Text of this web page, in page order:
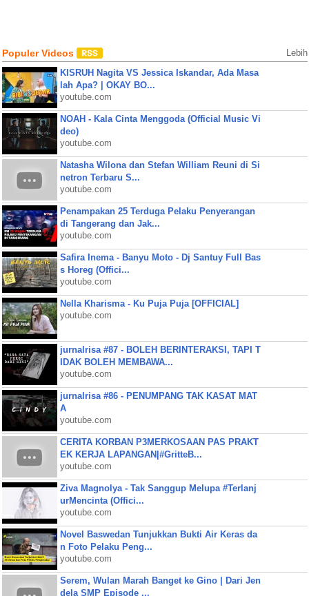
Populer Videos Lebih
KISRUH Nagita VS Jessica Iskandar, Ada Masa
lah Apa? | OKAY BO...
youtube.com
NOAH - Kala Cinta Menggoda (Official Music Vi
deo)
youtube.com
Natasha Wilona dan Stefan William Reuni di Si
netron Terbaru S...
youtube.com
Penampakan 25 Terduga Pelaku Penyerangan
di Tangerang dan Jak...
youtube.com
Safira Inema - Banyu Moto - Dj Santuy Full Bas
s Horeg (Offici...
youtube.com
Nella Kharisma - Ku Puja Puja [OFFICIAL]
youtube.com
jurnalrisa #87 - BOLEH BERINTERAKSI, TAPI T
IDAK BOLEH MEMBAWA...
youtube.com
jurnalrisa #86 - PENUMPANG TAK KASAT MAT
A
youtube.com
CERITA KORBAN P3MERKOSAAN PAS PRAKT
EK KERJA LAPANGAN|#GritteB...
youtube.com
Ziva Magnolya - Tak Sanggup Melupa #Terlanj
urMencinta (Offici...
youtube.com
Novel Baswedan Tunjukkan Bukti Air Keras da
n Foto Pelaku Peng...
youtube.com
Serem, Wulan Marah Banget ke Gino | Dari Jen
dela SMP Episode ...